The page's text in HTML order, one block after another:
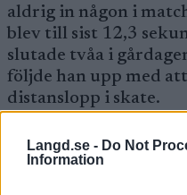
Langd.se - Do Not
Information
aldrig in någon i
blev till sist 12,3
slutade tvåa i
följde han upp med
distanslopp i skate.
Gustaf Berglund som
landslaget under